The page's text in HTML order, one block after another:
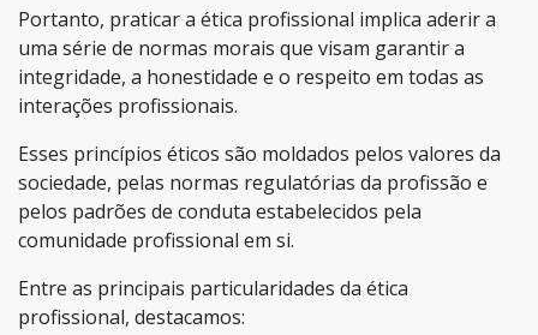
Portanto, praticar a ética profissional implica aderir a
uma série de normas morais que visam garantir a
integridade, a honestidade e o respeito em todas as
interações profissionais.
Esses princípios éticos são moldados pelos valores da
sociedade, pelas normas regulatórias da profissão e
pelos padrões de conduta estabelecidos pela
comunidade profissional em si.
Entre as principais particularidades da ética
profissional, destacamos: